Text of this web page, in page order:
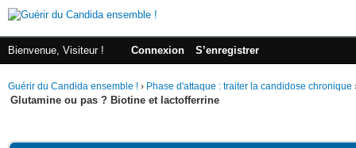
Bienvenue, Visiteur ! Connexion S’enregistrer
Guérir du Candida ensemble ! › Phase d'attaque : traiter la candidose chronique
Glutamine ou pas ? Biotine et lactofferrine